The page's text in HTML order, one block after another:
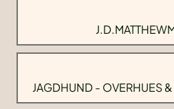
JAGDHUND - OVERHUES